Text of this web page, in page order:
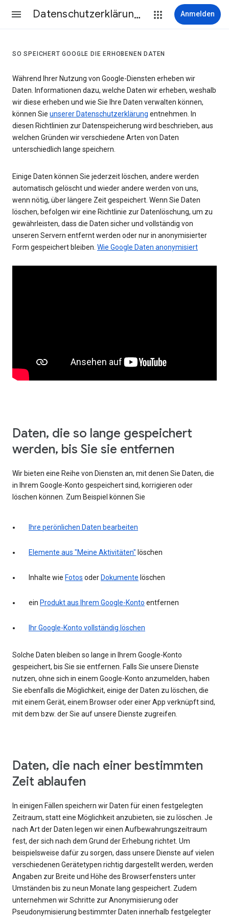
Datenschutzerklärung & Nutzungsbedingungen Anmelden
SO SPEICHERT GOOGLE DIE ERHOBENEN DATEN
Während Ihrer Nutzung von Google-Diensten erheben wir
Daten. Informationen dazu, welche Daten wir erheben, weshalb
wir diese erheben und wie Sie Ihre Daten verwalten können,
können Sie unserer Datenschutzerklärung entnehmen. In
diesen Richtlinien zur Datenspeicherung wird beschrieben, aus
welchen Gründen wir verschiedene Arten von Daten
unterschiedlich lange speichern.
Einige Daten können Sie jederzeit löschen, andere werden
automatisch gelöscht und wieder andere werden von uns,
wenn nötig, über längere Zeit gespeichert. Wenn Sie Daten
löschen, befolgen wir eine Richtlinie zur Datenlöschung, um zu
gewährleisten, dass die Daten sicher und vollständig von
unseren Servern entfernt werden oder nur in anonymisierter
Form gespeichert bleiben. Wie Google Daten anonymisiert
Daten, die so lange gespeichert
werden, bis Sie sie entfernen
Wir bieten eine Reihe von Diensten an, mit denen Sie Daten, die
in Ihrem Google-Konto gespeichert sind, korrigieren oder
löschen können. Zum Beispiel können Sie
Ihre perönlichen Daten bearbeiten
Elemente aus "Meine Aktivitäten" löschen
Inhalte wie Fotos oder Dokumente löschen
ein Produkt aus Ihrem Google-Konto entfernen
Ihr Google-Konto vollständig löschen
Solche Daten bleiben so lange in Ihrem Google-Konto
gespeichert, bis Sie sie entfernen. Falls Sie unsere Dienste
nutzen, ohne sich in einem Google-Konto anzumelden, haben
Sie ebenfalls die Möglichkeit, einige der Daten zu löschen, die
mit einem Gerät, einem Browser oder einer App verknüpft sind,
mit dem bzw. der Sie auf unsere Dienste zugreifen.
Daten, die nach einer bestimmten
Zeit ablaufen
In einigen Fällen speichern wir Daten für einen festgelegten
Zeitraum, statt eine Möglichkeit anzubieten, sie zu löschen. Je
nach Art der Daten legen wir einen Aufbewahrungszeitraum
fest, der sich nach dem Grund der Erhebung richtet. Um
beispielsweise dafür zu sorgen, dass unsere Dienste auf vielen
verschiedenen Gerätetypen richtig dargestellt werden, werden
Angaben zur Breite und Höhe des Browserfensters unter
Umständen bis zu neun Monate lang gespeichert. Zudem
unternehmen wir Schritte zur Anonymisierung oder
Pseudonymisierung bestimmter Daten innerhalb festgelegter